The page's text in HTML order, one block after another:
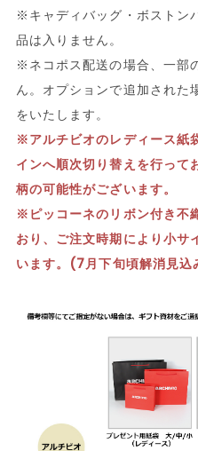
※キャディバッグ・ボストン
品は入りません。
※ネコポス配送の場合、一部
ん。オプションで追加された
をいたします。
※アルチビオのレディース紙
インへ順次切り替えを行って
柄の可能性がございます。
※ピッコーネのリボン付き不
おり、ご注文時期により小サ
います。(7月下旬頃解消見込